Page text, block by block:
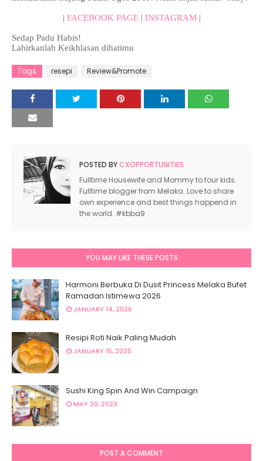
| FACEBOOK PAGE| INSTAGRAM|
Sedap Padu Habis!
Lahirkanlah Keikhlasan dihatimu
Tags resepi Review&Promote
POSTED BYCXOPPORTUNITIES
Fulltime Housewife and Mommy to four kids.
Fulltime blogger from Melaka. Love to share
own experience and best things happend in
the world. #kbba9
YOU MAY LIKE THESE POSTS
Harmoni Berbuka Di Dusit Princess Melaka Bufet
Ramadan Istimewa 2026
JANUARY 14, 2026
Resipi Roti Naik Paling Mudah
JANUARY 15, 2025
Sushi King Spin And Win Campaign
MAY 20, 2023
POST A COMMENT